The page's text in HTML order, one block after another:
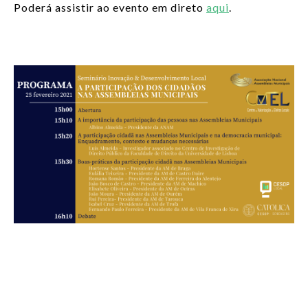
Poderá assistir ao evento em direto aqui.